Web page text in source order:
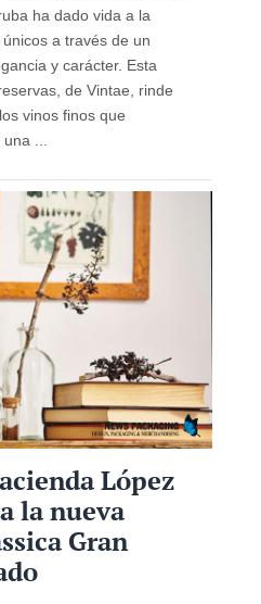
ha dado vida a la
a través de un
y carácter. Esta
de Vintae, rinde
vinos finos que
...
López
la nueva
Gran